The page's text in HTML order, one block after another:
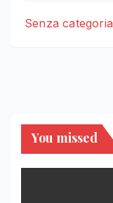
Senza categoria
You missed